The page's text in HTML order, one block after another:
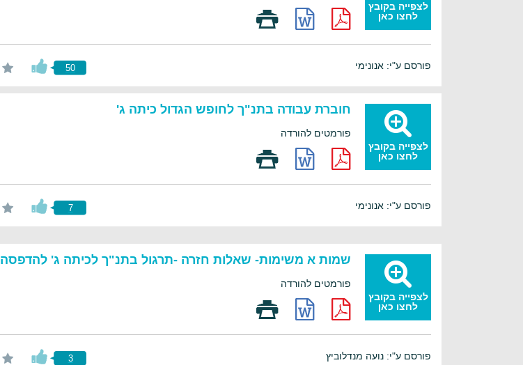
לצפייה בקובץ
לחצו כאן
פורסם ע"י: אנונימי 50
לצפייה בקובץ
לחצו כאן
חוברת עבודה בתנ"ך לחופש הגדול כיתה ג'
פורמטים להורדה
פורסם ע"י: אנונימי 7
לצפייה בקובץ
לחצו כאן
שמות א משימות- שאלות חזרה -תרגול בתנ"ך לכיתה ג' להדפסה
פורמטים להורדה
פורסם ע"י: נועה מנדלוביץ 3